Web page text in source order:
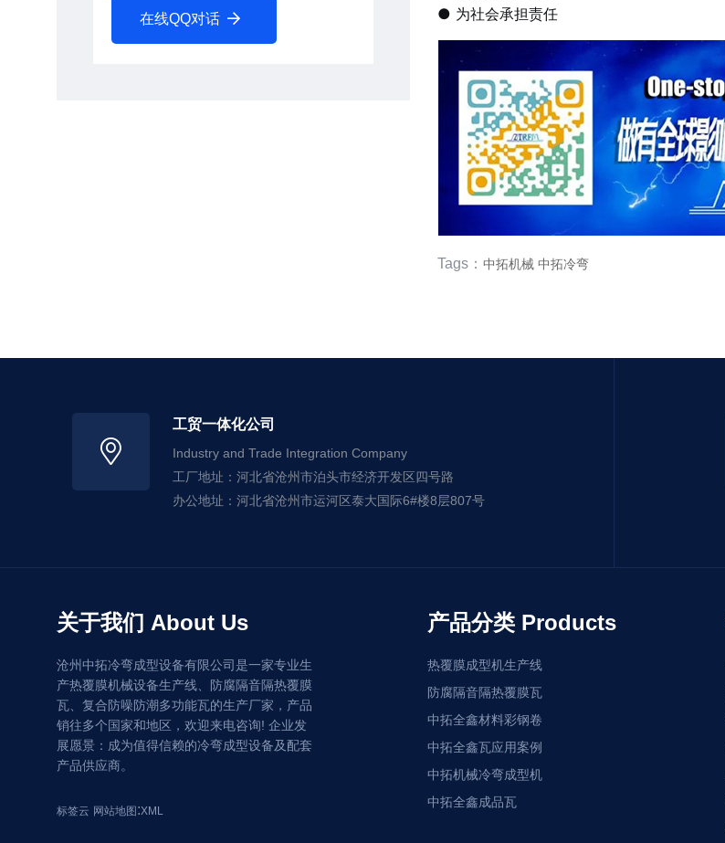
● 为社会承担责任
Tags： 中拓机械 中拓冷弯
在线QQ对话
工贸一体化公司
Industry and Trade Integration Company
工厂地址：河北省沧州市泊头市经济开发区四号路
办公地址：河北省沧州市运河区泰大国际6#楼8层807号
关于我们 About Us
沧州中拓冷弯成型设备有限公司是一家专业生
产热覆膜机械设备生产线、防腐隔音隔热覆膜
瓦、复合防噪防潮多功能瓦的生产厂家，产品
销往多个国家和地区，欢迎来电咨询! 企业发
展愿景：成为值得信赖的冷弯成型设备及配套
产品供应商。
标签云 网站地图:XML
产品分类 Products
热覆膜成型机生产线
防腐隔音隔热覆膜瓦
中拓全鑫材料彩钢卷
中拓全鑫瓦应用案例
中拓机械冷弯成型机
中拓全鑫成品瓦